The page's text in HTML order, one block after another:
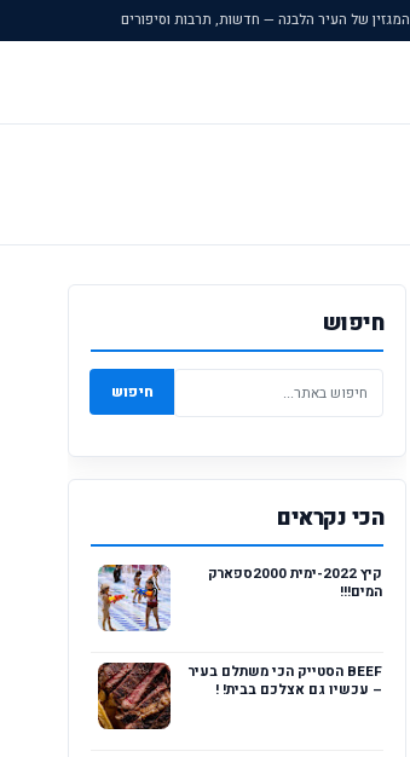
המגזין של העיר הלבנה — חדשות, תרבות וסיפורים
חיפוש
חיפוש
הכי נקראים
קיץ 2022-ימית 2000ספארק
המים!!!
BEEF הסטייק הכי משתלם בעיר
– עכשיו גם אצלכם בבית! !